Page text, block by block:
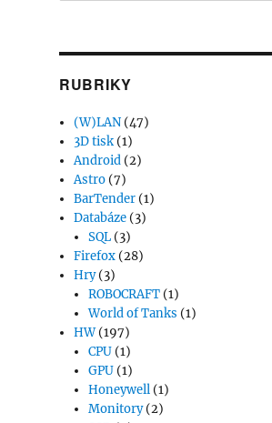
RUBRIKY
(W)LAN (47)
3D tisk (1)
Android (2)
Astro (7)
BarTender (1)
Databáze (3)
SQL (3)
Firefox (28)
Hry(3)
ROBOCRAFT (1)
World of Tanks (1)
HW(197)
CPU (1)
GPU (1)
Honeywell (1)
Monitory(2)